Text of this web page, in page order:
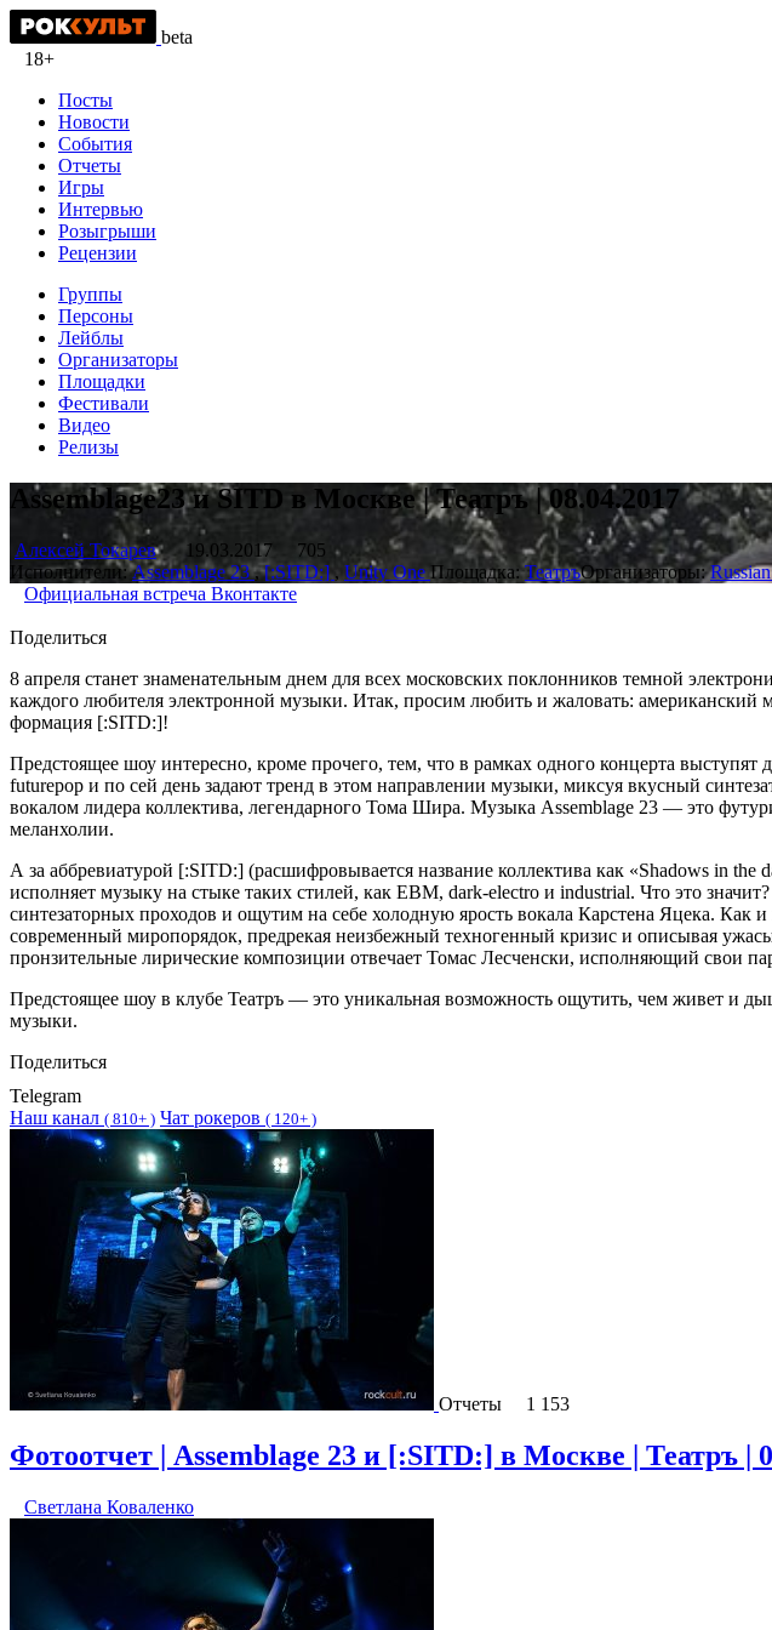
beta
18+
Посты
Новости
События
Отчеты
Игры
Интервью
Розыгрыши
Рецензии
Группы
Персоны
Лейблы
Организаторы
Площадки
Фестивали
Видео
Релизы
Assemblage23 и SITD в Москве | Театръ | 08.04.2017
Алексей Токарев 19.03.2017
705
Исполнители:Assemblage 23,[:SITD:], Unity OneПлощадка:ТеатръОрганизаторы:
Официальная встреча Вконтакте
Поделиться
8 апреля станет знаменательным днем для всех московских поклонников темной
каждого любителя электронной музыки. Итак, просим любить и жаловать:
формация [:SITD:]!
Предстоящее шоу интересно, кроме прочего, тем, что в рамках одного концерта
futurepop и по сей день задают тренд в этом направлении музыки, миксуя вкусный
вокалом лидера коллектива, легендарного Тома Шира. Музыка Assemblage 23 — это
меланхолии.
А за аббревиатурой [:SITD:] (расшифровывается название коллектива как «Shadows in
исполняет музыку на стыке таких стилей, как EBM, dark-electro и industrial. Что это
синтезаторных проходов и ощутим на себе холодную ярость вокала Карстена Яцека.
современный миропорядок, предрекая неизбежный техногенный кризис и описывая
пронзительные лирические композиции отвечает Томас Лесченски, исполняющий свои
Предстоящее шоу в клубе Театръ — это уникальная возможность ощутить, чем живет и
музыки.
Поделиться
Telegram
Наш канал ( 810+ ) Чат рокеров ( 120+ )
Отчеты 1 153
Фотоотчет | Assemblage 23 и [:SITD:] в Москве | Театръ |
Светлана Коваленко